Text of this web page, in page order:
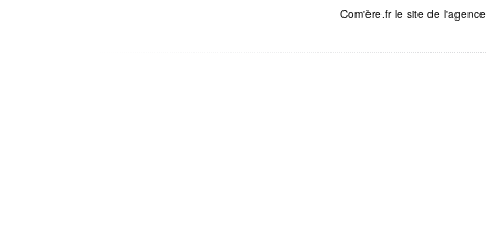
Com'ère.fr le site de